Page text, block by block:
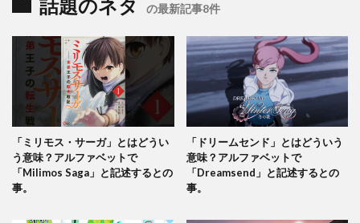
話題のネタ の最新記事8件
「ミリモス・サーガ」とはどうい
う意味？アルファベットで
「Milimos Saga」と記述するとの
事。
「ドリームセンド」とはどういう
意味？アルファベットで
「Dreamsend」と記述するとの
事。